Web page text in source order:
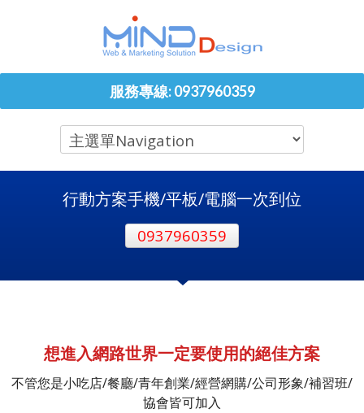
服務專線: 0937960359
行動方案手機/平板/電腦一次到位
0937960359
想進入網路世界一定要使用的絕佳方案
不管您是小吃店/餐廳/青年創業/經營網購/公司形象/補習班/
協會皆可加入